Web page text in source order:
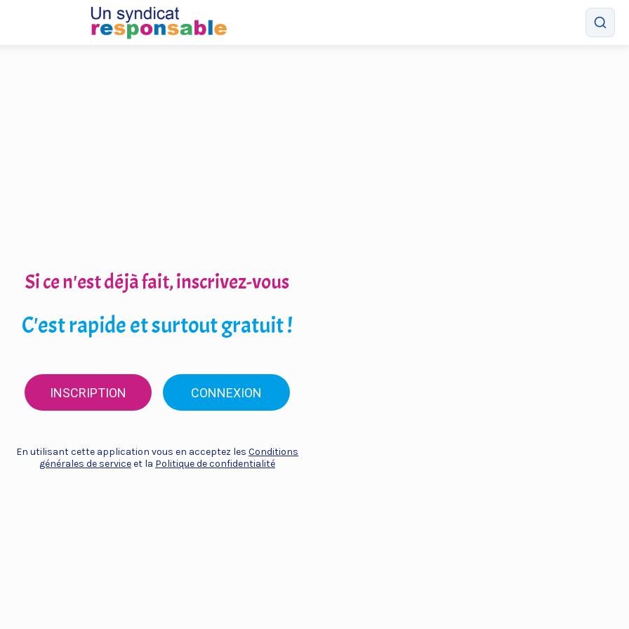
Si ce n'est déjà fait, inscrivez-vous
C'est rapide et surtout gratuit !
INSCRIPTION CONNEXION
En utilisant cette application vous en acceptez les Conditions
générales de serviceet la Politique de confidentialité